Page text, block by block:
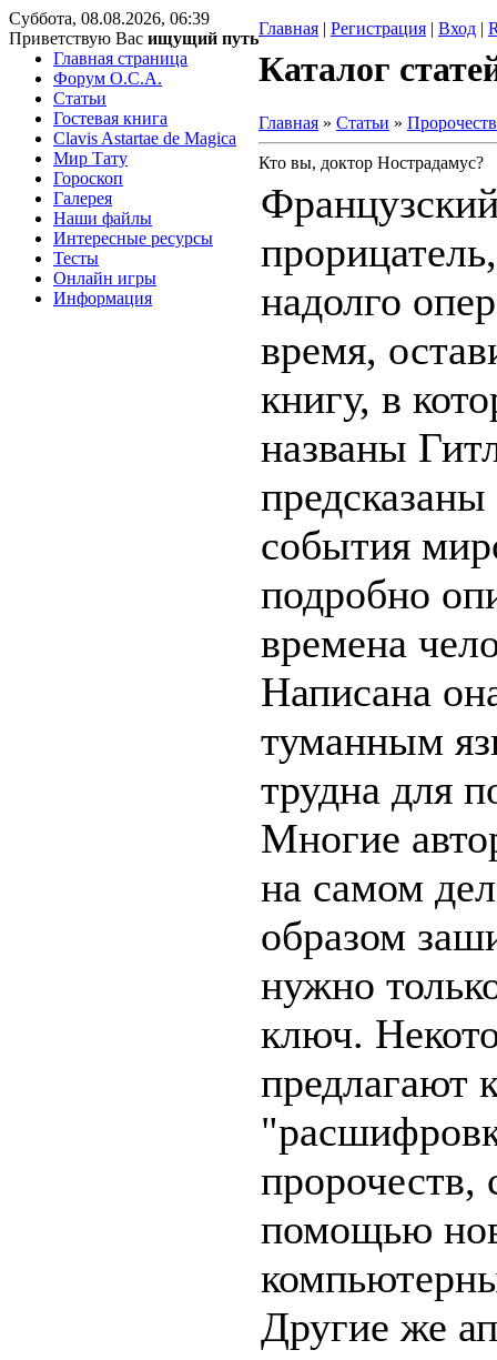
Суббота, 08.08.2026, 06:39
Приветствую Вас ищущий путь
Главная | Регистрация | Вход |
Главная страница
Форум O.C.A.
Статьи
Гостевая книга
Clavis Astartae de Magica
Мир Тату
Гороскоп
Галерея
Наши файлы
Интересные ресурсы
Тесты
Онлайн игры
Информация
Каталог
Главная » Статьи »
Кто вы, доктор Нострадамус?
надолго
время,
книгу, в
названы
события
подробно
времена
Написана
туманным
трудна для
Многие
на самом
образом
нужно
ключ.
предлагают
помощью
Другие же